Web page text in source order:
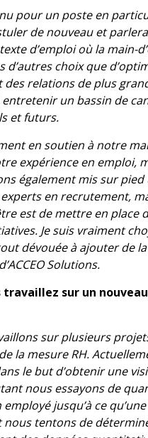
pour un poste en
de nouveau et
d’emploi où la main-
d’autres choix que
relations de plus
un bassin de
et futurs.
en soutien à notre
expérience en emploi,
également mis sur
en recrutement,
est de mettre en place
Je suis vraiment
dévouée à ajouter de la
Solutions.
travaillez sur un
sur plusieurs
la mesure RH.
le but d’obtenir une
nous essayons de
jusqu’à ce
tentons de